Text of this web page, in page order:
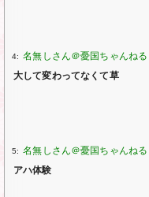
4:
大して変わってなくて草
5:
アハ体験